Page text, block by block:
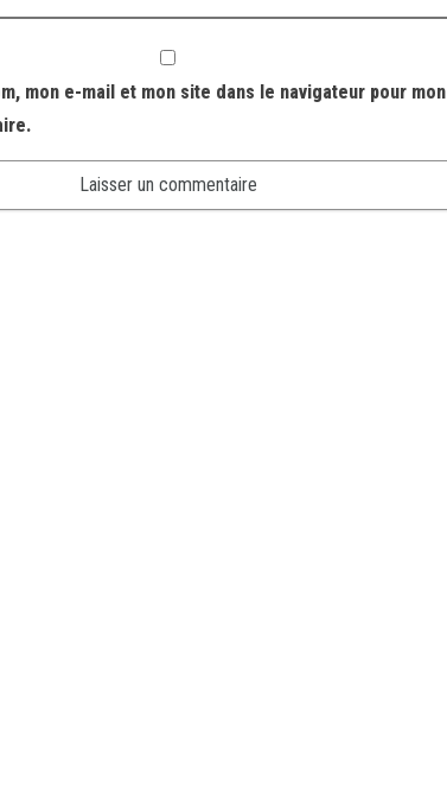
mon e-mail et mon site dans le navigateur pour mon